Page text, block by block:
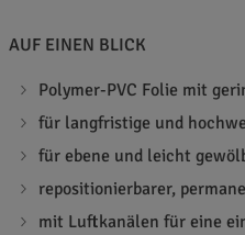
AUF EINEN BLICK
Polymer-PVC Folie mit
für langfristige und
für ebene und leicht
repositionierbarer,
mit Luftkanälen für eine